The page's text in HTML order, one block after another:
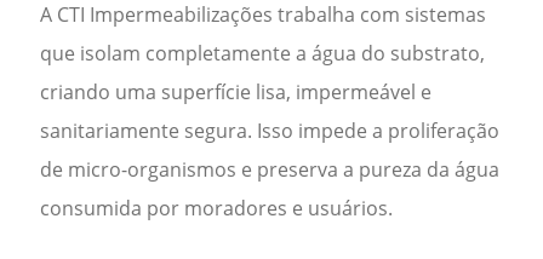
A CTI Impermeabilizações trabalha com sistemas
que isolam completamente a água do substrato,
criando uma superfície lisa, impermeável e
sanitariamente segura. Isso impede a proliferação
de micro-organismos e preserva a pureza da água
consumida por moradores e usuários.